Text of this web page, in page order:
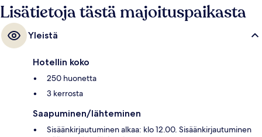
Lisätietoja tästä majoituspaikasta
Yleistä
Hotellin koko
250 huonetta
3 kerrosta
Saapuminen/lähteminen
Sisäänkirjautuminen alkaa: klo 12.00. Sisäänkirjautuminen